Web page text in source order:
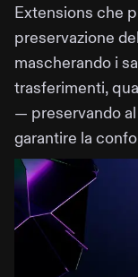
Extensions che
preservazione
mascherando i
trasferimenti,
— preservando
garantire la